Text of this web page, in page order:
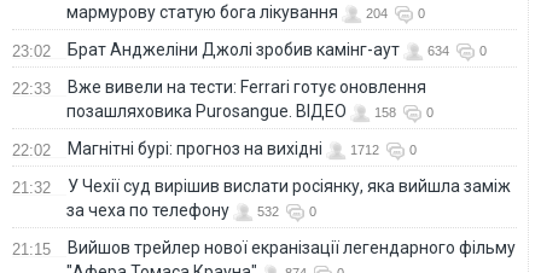
мармурову статую бога лікування
204 0
23:02 Брат Анджеліни Джолі зробив камінг-аут 634 0
22:33
Вже вивели на тести: Ferrari готує оновлення
позашляховика Purosangue. ВІДЕО
158 0
22:02 Магнітні бурі: прогноз на вихідні 1712 0
21:32
У Чехії суд вирішив вислати росіянку, яка вийшла заміж
за чеха по телефону
532 0
21:15
Вийшов трейлер нової екранізації легендарного фільму